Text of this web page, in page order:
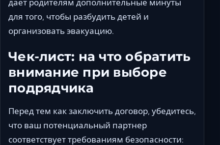
дает родителям дополнительные минуты
для того, чтобы разбудить детей и
организовать эвакуацию.
Чек-лист: на что обратить
внимание при выборе
подрядчика
Перед тем как заключить договор, убедитесь,
что ваш потенциальный партнер
соответствует требованиям безопасности: